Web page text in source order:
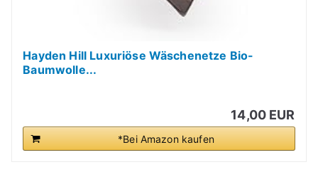
Hayden Hill Luxuriöse Wäschenetze Bio-
Baumwolle...
14,00 EUR
*Bei Amazon kaufen